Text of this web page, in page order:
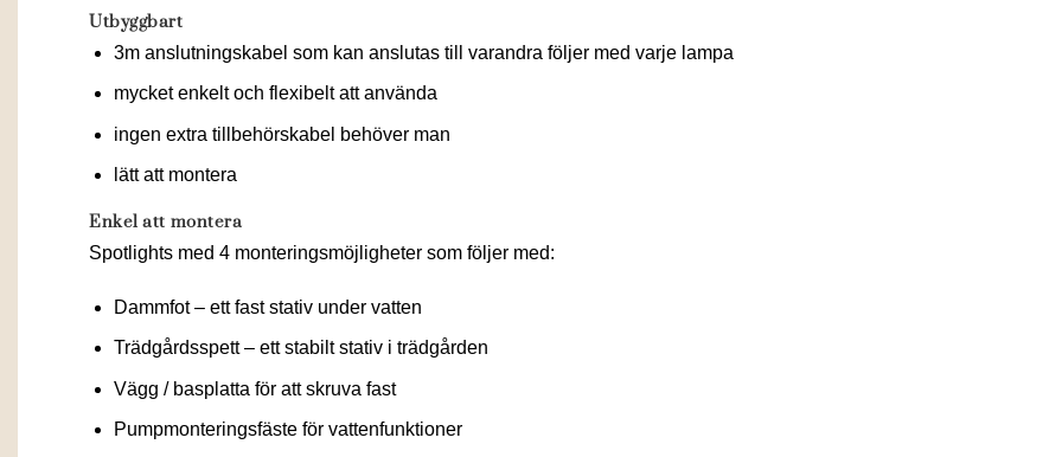
Utbyggbart
3m anslutningskabel som kan anslutas till varandra följer med varje lampa
mycket enkelt och flexibelt att använda
ingen extra tillbehörskabel behöver man
lätt att montera
Enkel att montera
Spotlights med 4 monteringsmöjligheter som följer med:
Dammfot – ett fast stativ under vatten
Trädgårdsspett – ett stabilt stativ i trädgården
Vägg / basplatta för att skruva fast
Pumpmonteringsfäste för vattenfunktioner